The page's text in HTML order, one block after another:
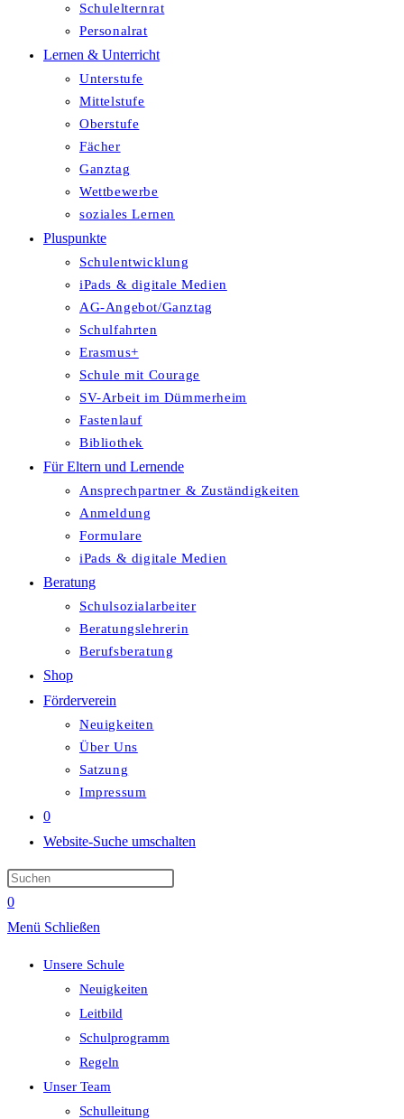
Schulelternrat
Personalrat
Lernen & Unterricht
Unterstufe
Mittelstufe
Oberstufe
Fächer
Ganztag
Wettbewerbe
soziales Lernen
Pluspunkte
Schulentwicklung
iPads & digitale Medien
AG-Angebot/Ganztag
Schulfahrten
Erasmus+
Schule mit Courage
SV-Arbeit im Dümmerheim
Fastenlauf
Bibliothek
Für Eltern und Lernende
Ansprechpartner & Zuständigkeiten
Anmeldung
Formulare
iPads & digitale Medien
Beratung
Schulsozialarbeiter
Beratungslehrerin
Berufsberatung
Shop
Förderverein
Neuigkeiten
Über Uns
Satzung
Impressum
0
Website-Suche umschalten
0
Menü Schließen
Unsere Schule
Neuigkeiten
Leitbild
Schulprogramm
Regeln
Unser Team
Schulleitung